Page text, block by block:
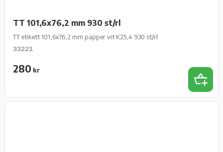
TT 101,6x76,2 mm 930 st/rl
TT etikett 101,6x76,2 mm papper vit K25,4 930 st/rl
33221
280 kr